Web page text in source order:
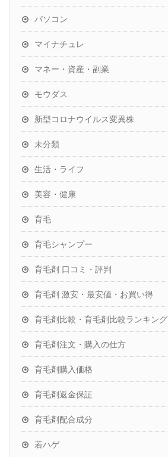
パソコン
マイナチュレ
マネー・資産・副業
モウダス
新型コロナウイルス変異株
未分類
生活・ライフ
美容・健康
育毛
育毛シャンプー
育毛剤 口コミ・評判
育毛剤 激安・最安値・お買い得
育毛剤比較・育毛剤比較ランキング
育毛剤注文・購入の仕方
育毛剤購入価格
育毛剤返金保証
育毛剤配合成分
若ハゲ